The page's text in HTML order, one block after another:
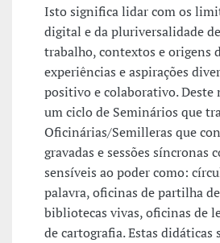
Isto significa lidar com os
digital e da pluriversalidade
trabalho, contextos e origens
experiências e aspirações
positivo e colaborativo. Deste
um ciclo de Seminários que
Oficinárias/Semilleras que
gravadas e sessões síncronas
sensíveis ao poder como:
palavra, oficinas de partilha
bibliotecas vivas, oficinas de
de cartografia. Estas didáticas